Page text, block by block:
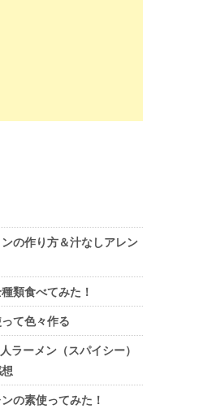
の作り方＆汁なしアレン
類食べてみた！
て色々作る
ーメン（スパイシー）
の素使ってみた！